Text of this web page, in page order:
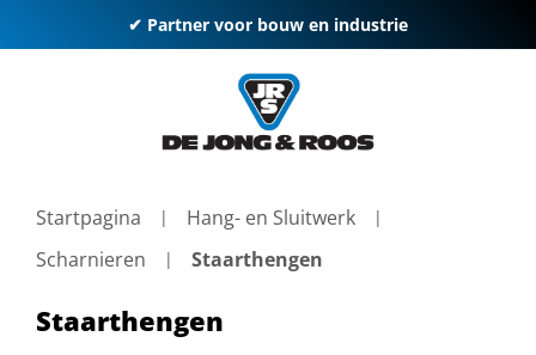
✔ Partner voor bouw en industrie
Startpagina
Hang- en Sluitwerk
Scharnieren
Staarthengen
Staarthengen